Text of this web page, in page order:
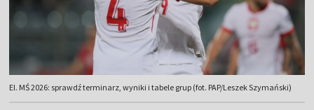
El. MŚ 2026: sprawdź terminarz, wyniki i tabele grup (fot. PAP/Leszek Szymański)